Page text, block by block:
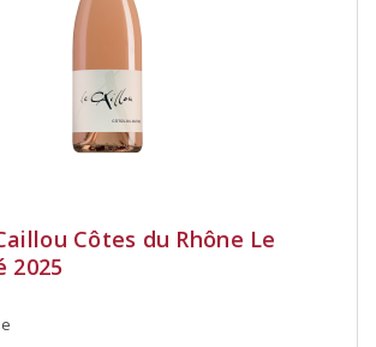
Côtes du Rhône Le
2025